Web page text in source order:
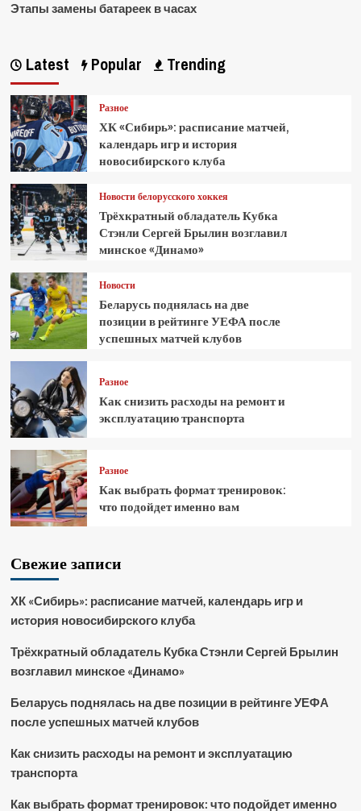
Этапы замены батареек в часах
Latest Popular Trending
Разное
ХК «Сибирь»: расписание матчей,
календарь игр и история
новосибирского клуба
Новости белорусского хоккея
Трёхкратный обладатель Кубка
Стэнли Сергей Брылин возглавил
минское «Динамо»
Новости
Беларусь поднялась на две
позиции в рейтинге УЕФА после
успешных матчей клубов
Разное
Как снизить расходы на ремонт и
эксплуатацию транспорта
Разное
Как выбрать формат тренировок:
что подойдет именно вам
Свежие записи
ХК «Сибирь»: расписание матчей, календарь игр и
история новосибирского клуба
Трёхкратный обладатель Кубка Стэнли Сергей Брылин
возглавил минское «Динамо»
Беларусь поднялась на две позиции в рейтинге УЕФА
после успешных матчей клубов
Как снизить расходы на ремонт и эксплуатацию
транспорта
Как выбрать формат тренировок: что подойдет именно